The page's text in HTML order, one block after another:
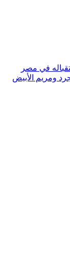
في مصر
ومريم الأبيض